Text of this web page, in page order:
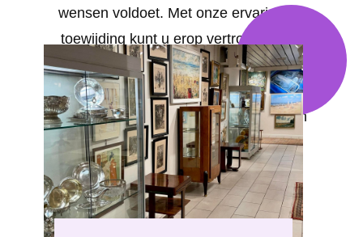
wensen voldoet. Met onze ervaring en
toewijding kunt u erop vertrouwen dat
uw project in goede handen is. Uw
tevredenheid staat bij ons voorop. We
bieden op maat gemaakte oplossingen
voor al uw behoeften in Heusden .